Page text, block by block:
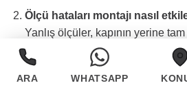
Ölçü hataları montajı nasıl
Yanlış ölçüler, kapının yerine
düzgün çalışmamasına neden
Aksesuar montajında yaygın
ARA WHATSAPP